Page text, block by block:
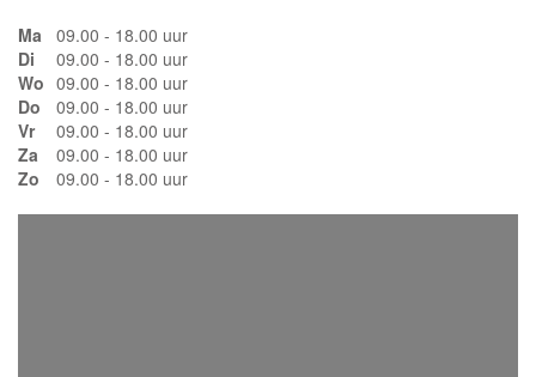
Ma
09.00 - 18.00 uur
Di
09.00 - 18.00 uur
Wo 09.00 - 18.00 uur
Do
09.00 - 18.00 uur
Vr
09.00 - 18.00 uur
Za
09.00 - 18.00 uur
Zo
09.00 - 18.00 uur